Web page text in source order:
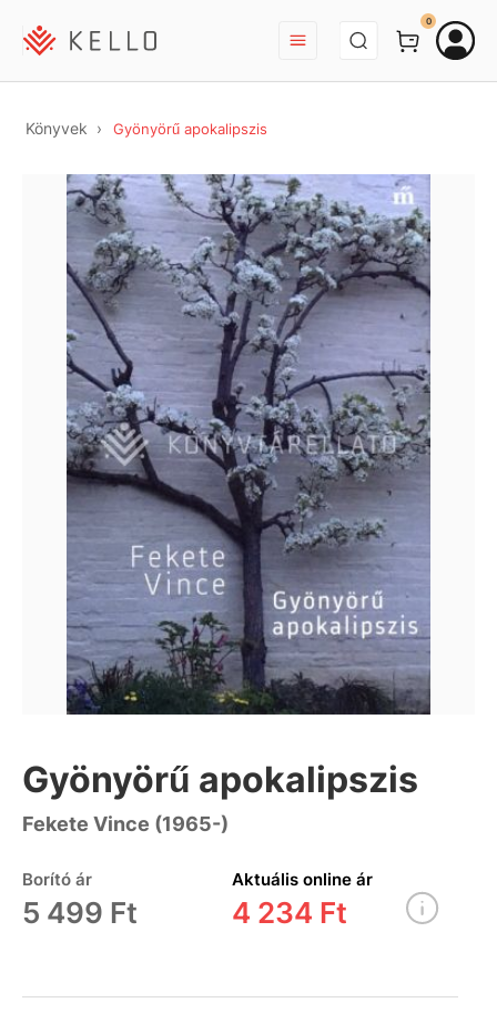
BEJELENTKEZÉS
0
Könyvek Gyönyörű apokalipszis
Gyönyörű apokalipszis
Fekete Vince (1965-)
Borító ár
5 499 Ft
Aktuális online ár
4 234 Ft